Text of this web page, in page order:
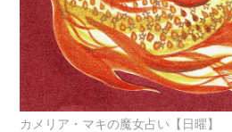
カメリア・マキの魔女占い【日曜】